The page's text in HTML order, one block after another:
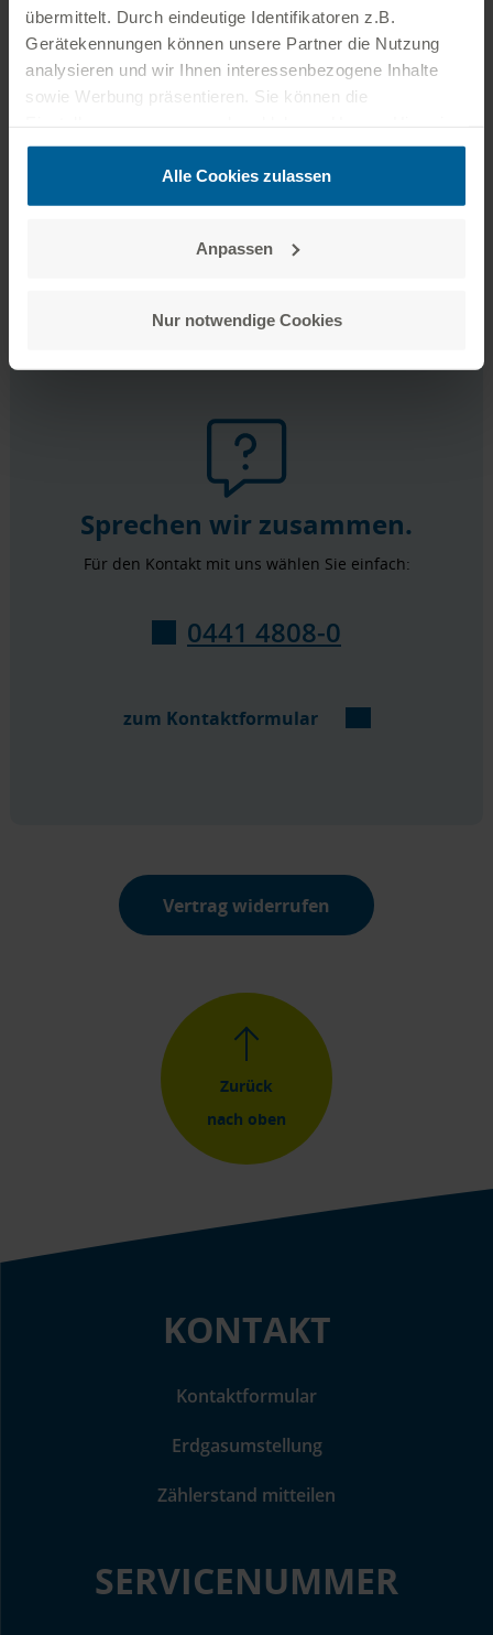
übermittelt. Durch eindeutige Identifikatoren z.B.
Gerätekennungen können unsere Partner die Nutzung
analysieren und wir Ihnen interessenbezogene Inhalte
sowie Werbung präsentieren. Sie können die
zum Datenschutz finden Sie auf derDatenschutzseite.
Zusätzlich können Sie unter folgendem Link das
Impressum aufrufen:zum Impressum
Alle Cookies zulassen
Anpassen
Nur notwendige Cookies
Downloads
Sprechen wir zusammen.
Für den Kontakt mit uns wählen Sie einfach:
0441 4808-0
zum Kontaktformular
Vertrag widerrufen
KONTAKT
Kontaktformular
Erdgasumstellung
Zählerstand mitteilen
SERVICENUMMER
Zurück
nach oben